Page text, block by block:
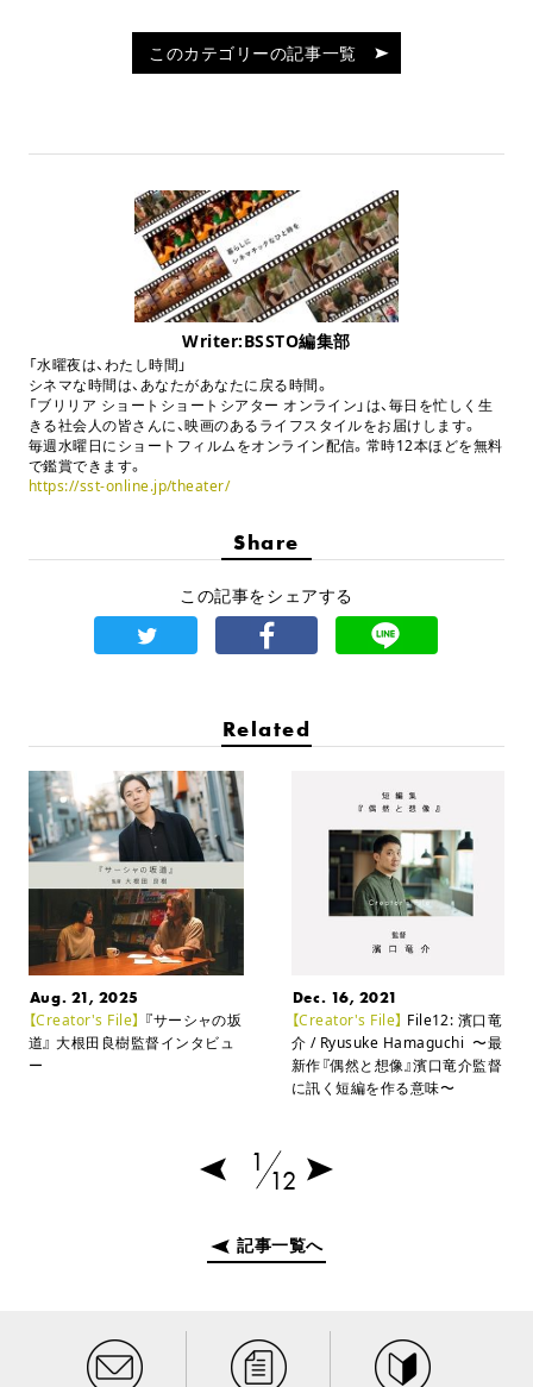
このカテゴリーの記事一覧
Writer:BSSTO編集部
「水曜夜は、わたし時間」
シネマな時間は、あなたがあなたに戻る時間。
「ブリリア ショートショートシアター オンライン」は、毎日を忙しく生
きる社会人の皆さんに、映画のあるライフスタイルをお届けします。
毎週水曜日にショートフィルムをオンライン配信。常時12本ほどを無料
で鑑賞できます。
https://sst-online.jp/theater/
Share
この記事をシェアする
Related
Aug. 21, 2025
【Creator's File】 『サーシャの坂
道』 大根田良樹監督インタビュ
ー
Dec. 16, 2021
【Creator's File】 File12: 濱口竜
介 / Ryusuke Hamaguchi 〜最
新作『偶然と想像』濱口竜介監督
に訊く短編を作る意味〜
1
12
記事一覧へ